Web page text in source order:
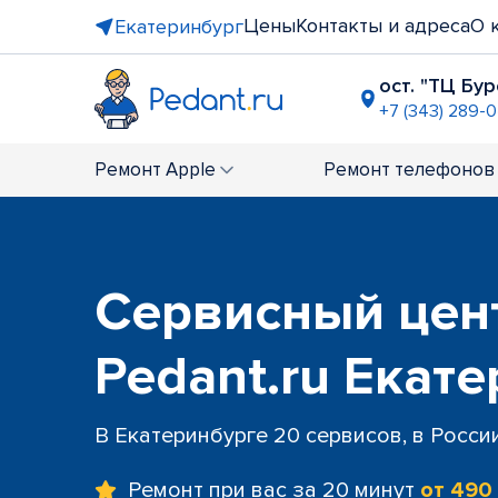
ЕкатеринбургЦеныКонтакты и адресаО
ост. "ТЦ
+7 (343) 289-
+7 (343)
ТЦ
ТРЦ "Veer
+7 (343)
ост.
+7 (343)
Ремонт Apple Ремонт телефонов
Сервисный
Pedant.ru
В Екатеринбурге 20 сервисов, в
Ремонт при вас за 20 минут от